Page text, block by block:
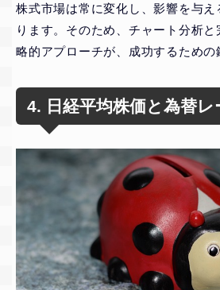
株式市場は常に変化し、影響を与え
ります。そのため、チャート分析
略的アプローチが、成功するための
4. 日経平均株価と為替レ